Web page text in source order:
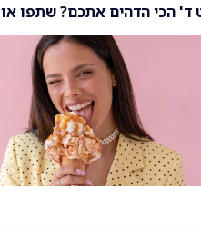
ד' הכי הדהים אתכם? שתפו